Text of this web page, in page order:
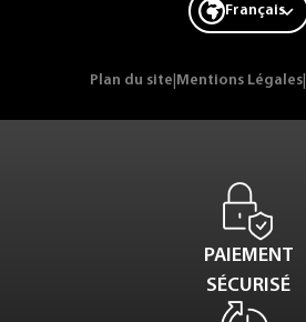
Français
Plan du site Mentions Légales
PAIEMENT
SÉCURISÉ